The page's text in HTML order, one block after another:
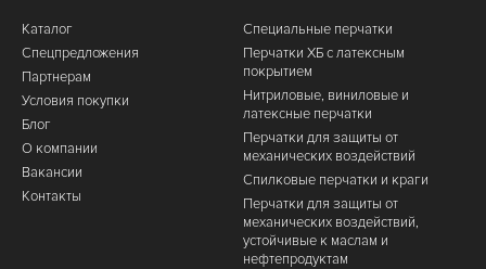
Каталог
Спецпредложения
Партнерам
Условия покупки
Блог
О компании
Вакансии
Контакты
Специальные перчатки
Перчатки ХБ с латексным
покрытием
Нитриловые, виниловые и
латексные перчатки
Перчатки для защиты от
механических воздействий
Cпилковые перчатки и краги
Перчатки для защиты от
механических воздействий,
устойчивые к маслам и
нефтепродуктам